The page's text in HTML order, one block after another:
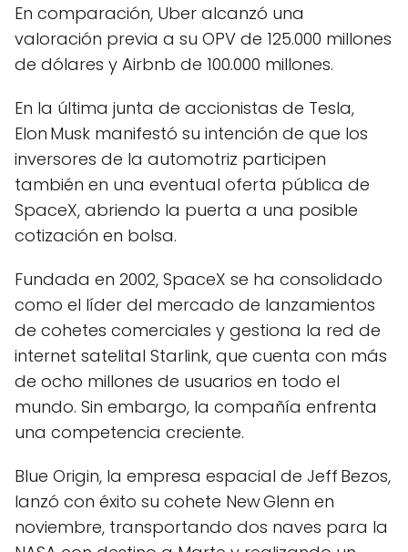
En comparación, Uber alcanzó una
valoración previa a su OPV de 125.000 millones
de dólares y Airbnb de 100.000 millones.
En la última junta de accionistas de Tesla,
Elon Musk manifestó su intención de que los
inversores de la automotriz participen
también en una eventual oferta pública de
SpaceX, abriendo la puerta a una posible
cotización en bolsa.
Fundada en 2002, SpaceX se ha consolidado
como el líder del mercado de lanzamientos
de cohetes comerciales y gestiona la red de
internet satelital Starlink, que cuenta con más
de ocho millones de usuarios en todo el
mundo. Sin embargo, la compañía enfrenta
una competencia creciente.
Blue Origin, la empresa espacial de Jeff Bezos,
lanzó con éxito su cohete New Glenn en
noviembre, transportando dos naves para la